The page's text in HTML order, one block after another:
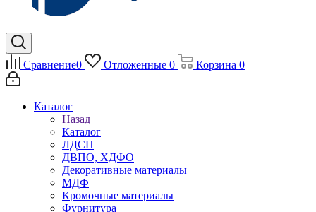
Сравнение0 Отложенные 0 Корзина 0
Каталог
Назад
Каталог
ЛДСП
ДВПО, ХДФО
Декоративные материалы
МДФ
Кромочные материалы
Фурнитура